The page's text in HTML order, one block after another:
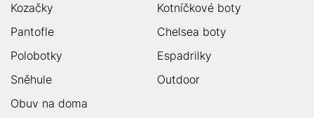
Kozačky
Kotníčkové boty
Pantofle
Chelsea boty
Polobotky
Espadrilky
Sněhule
Outdoor
Obuv na doma